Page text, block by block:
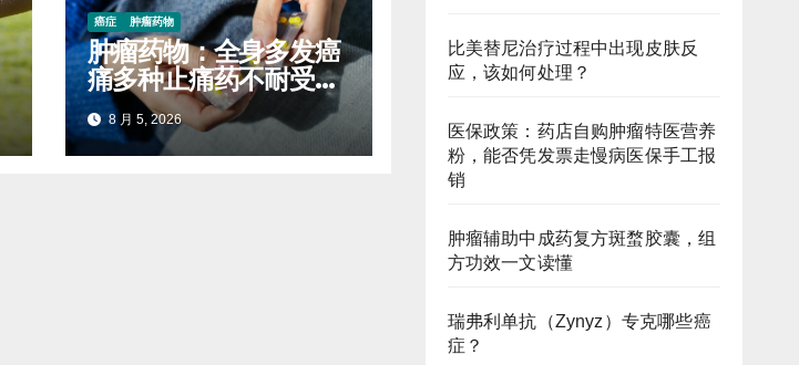
癌症 肿瘤药物
肿瘤药物：全身多发癌
痛多种止痛药不耐受，
阿魏化痞膏外用减少口
服药量的实操案例
8 月 5, 2026
比美替尼治疗过程中出现皮肤反
应，该如何处理？
医保政策：药店自购肿瘤特医营养
粉，能否凭发票走慢病医保手工报
销
肿瘤辅助中成药复方斑蝥胶囊，组
方功效一文读懂
瑞弗利单抗（Zynyz）专克哪些癌
症？